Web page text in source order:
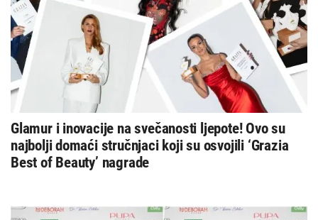
Glamur i inovacije na svečanosti ljepote! Ovo su
najbolji domaći stručnjaci koji su osvojili ‘Grazia
Best of Beauty’ nagrade